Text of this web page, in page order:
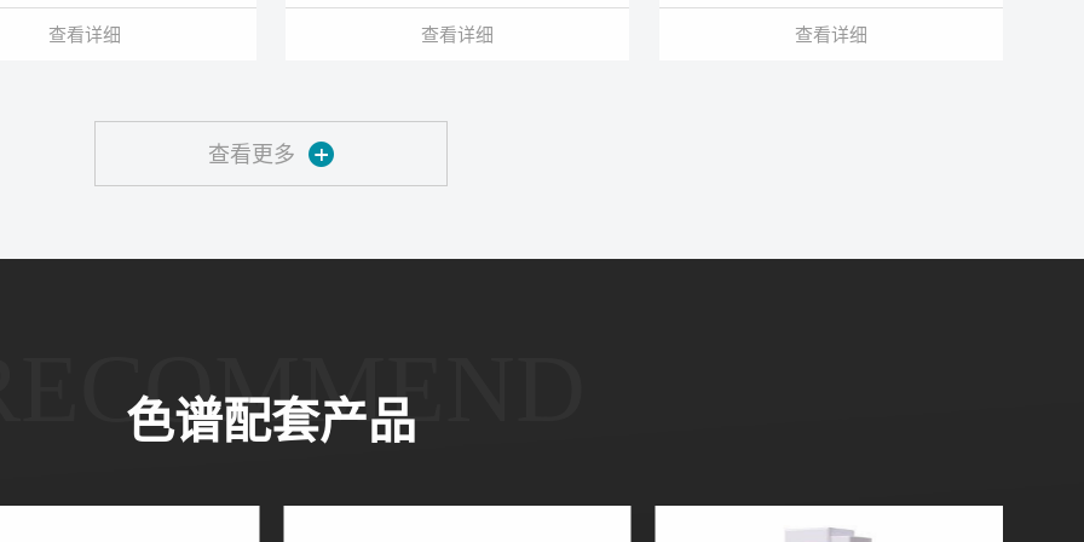
查看详细 查看详细 查看详细
查看更多
色谱配套产品